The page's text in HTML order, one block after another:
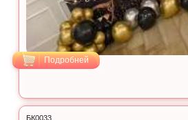
Подробней
БК0033